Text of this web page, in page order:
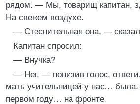
рядом. — Мы, товарищ капитан,
На свежем воздухе.
— Стеснительная она, —
Капитан спросил:
— Внучка?
— Нет, — понизив голос,
мать учительницей у нас…
первом году… на фронте.